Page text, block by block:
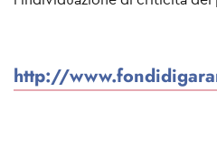
http://